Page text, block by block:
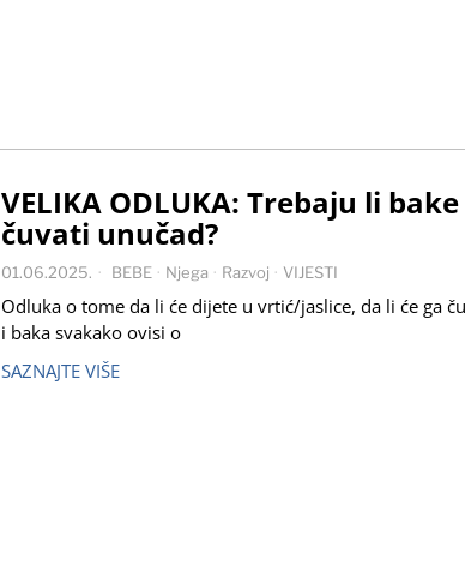
VELIKA ODLUKA: Trebaju li
čuvati unučad?
01.06.2025. BEBE · Njega · Razvoj · VIJESTI
Odluka o tome da li će dijete u vrtić/jaslice, da li će ga
i baka svakako ovisi o
SAZNAJTE VIŠE